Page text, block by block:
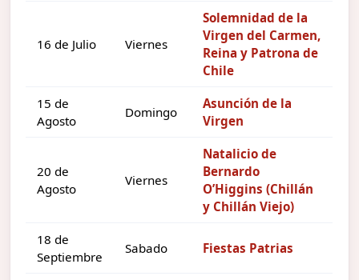
16 de Julio Viernes
Solemnidad de la
Virgen del Carmen,
Reina y Patrona de
Chile
15 de
Agosto
Domingo
Asunción de la
Virgen
20 de
Agosto
Viernes
Natalicio de
Bernardo
O’Higgins (Chillán
y Chillán Viejo)
18 de
Septiembre
Sabado Fiestas Patrias